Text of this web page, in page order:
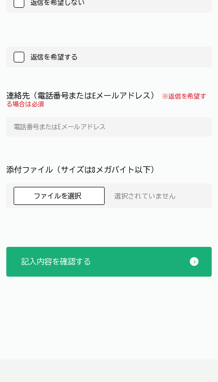
返信を希望しない
返信を希望する
連絡先（電話番号またはEメールアドレス）
※返信を希望す
る場合は必須
添付ファイル（サイズは8メガバイト以下）
ファイルを選択 選択されていません